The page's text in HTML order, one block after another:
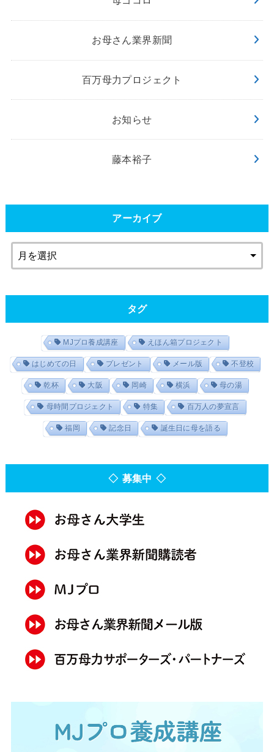
お母さん業界新聞
百万母力プロジェクト
お知らせ
藤本裕子
アーカイブ
タグ
MJプロ養成講座 えほん箱プロジェクト
はじめての日 プレゼント メール版 不登校
乾杯 大阪 岡崎 横浜 母の湯
母時間プロジェクト 特集 百万人の夢宣言
福岡 記念日 誕生日に母を語る
◇ 募集中 ◇